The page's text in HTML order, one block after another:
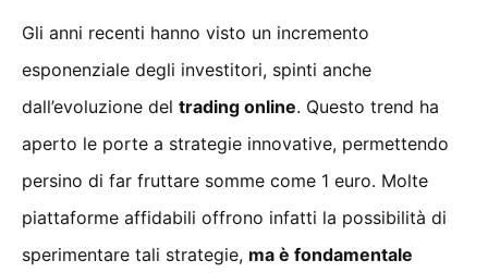
Gli anni recenti hanno visto un incremento
esponenziale degli investitori, spinti anche
dall’evoluzione del trading online. Questo trend ha
aperto le porte a strategie innovative, permettendo
persino di far fruttare somme come 1 euro. Molte
piattaforme affidabili offrono infatti la possibilità di
sperimentare tali strategie, ma è fondamentale